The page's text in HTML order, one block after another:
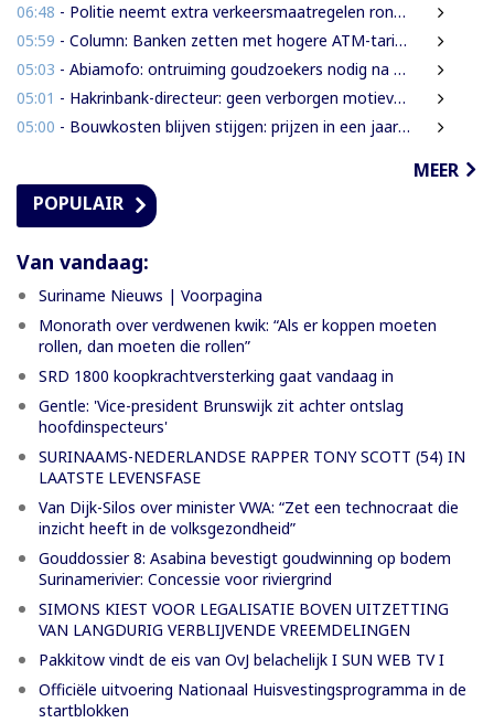
06:48 - Politie neemt extra verkeersmaatregelen rond afgesloten Domineestraat
05:59 - Column: Banken zetten met hogere ATM-tarieven digitale economie op achterstand
05:03 - Abiamofo: ontruiming goudzoekers nodig na dodelijke risico’s in Moeroekreek en 21 Bergi
05:01 - Hakrinbank-directeur: geen verborgen motieven bij verkoop DSB-belang
05:00 - Bouwkosten blijven stijgen: prijzen in een jaar tijd gemiddeld 7,3% hoger
MEER
POPULAIR
Van vandaag:
Suriname Nieuws | Voorpagina
Monorath over verdwenen kwik: “Als er koppen moeten
rollen, dan moeten die rollen”
SRD 1800 koopkrachtversterking gaat vandaag in
Gentle: 'Vice-president Brunswijk zit achter ontslag
hoofdinspecteurs'
SURINAAMS-NEDERLANDSE RAPPER TONY SCOTT (54) IN
LAATSTE LEVENSFASE
Van Dijk-Silos over minister VWA: “Zet een technocraat die
inzicht heeft in de volksgezondheid”
Gouddossier 8: Asabina bevestigt goudwinning op bodem
Surinamerivier: Concessie voor riviergrind
SIMONS KIEST VOOR LEGALISATIE BOVEN UITZETTING
VAN LANGDURIG VERBLIJVENDE VREEMDELINGEN
Pakkitow vindt de eis van OvJ belachelijk I SUN WEB TV I
Officiële uitvoering Nationaal Huisvestingsprogramma in de
startblokken